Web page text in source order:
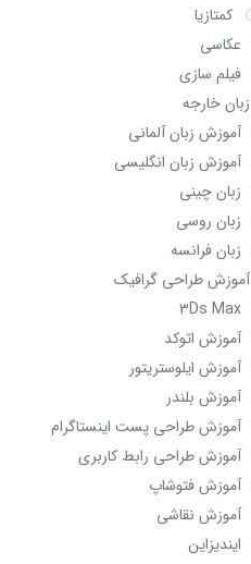
کمتازیا
عکاسی
فیلم سازی
زبان خارجه
آموزش زبان آلمانی
آموزش زبان انگلیسی
زبان چینی
زبان روسی
زبان فرانسه
آموزش طراحی گرافیک
3Ds Max
آموزش اتوکد
آموزش ایلوستریتور
آموزش بلندر
آموزش طراحی پست اینستاگرام
آموزش طراحی رابط کاربری
آموزش فتوشاپ
آموزش نقاشی
ایندیزاین